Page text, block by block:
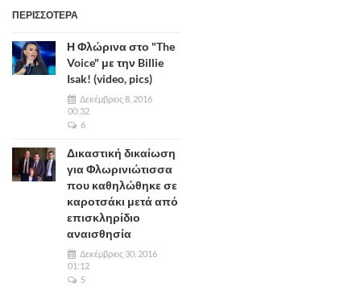
ΠΕΡΙΣΣΟΤΕΡΑ
Η Φλώρινα στο "The
Voice" με την Billie
Isak! (video, pics)
Δεκέμβριος 8, 2016
00:32
6
Δικαστική δικαίωση
για Φλωρινιώτισσα
που καθηλώθηκε σε
καροτσάκι μετά από
επισκληρίδιο
αναισθησία
Δεκέμβριος 30, 2016
01:12
5